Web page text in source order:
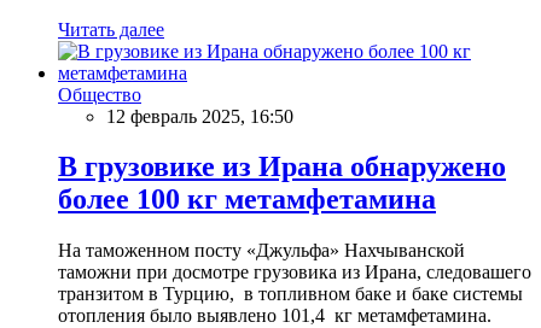
Читать далее
Общество
12 февраль 2025, 16:50
В грузовике из Ирана обнаружено
более 100 кг метамфетамина
На таможенном посту «Джульфа» Нахчыванской
таможни при досмотре грузовика из Ирана, следовашего
транзитом в Турцию, в топливном баке и баке системы
отопления было выявлено 101,4 кг метамфетамина.